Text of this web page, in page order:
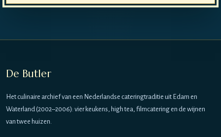
De Butler
Het culinaire archief van een Nederlandse cateringtraditie uit Edam en
Waterland (2002–2006): vier keukens, high tea, filmcatering en de wijnen
van twee huizen.